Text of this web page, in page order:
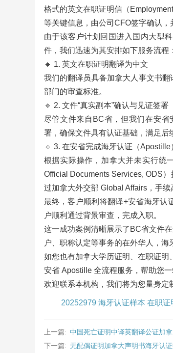
格式的英文在职证明信（
等关键信息，由公司CFO签字确认，
由于该客户计划回国进入国内大型
件，我们迅速为其安排如下服务流程：
🔹 1. 英文在职证明翻译为中文
我们的翻译员具备加拿大人事文书
部门的审查标准。
🔹 2. 文件“真实副本”确认与见证签署
尽管文件来自BC省，但我们在安省
署，确保文件具有认证基础，满足后
🔹 3. 在安省完成海牙认证（Apostille
根据实际操作，加拿大并未实行统
Official Documents Services, ODS
过加拿大外交部 Global Affairs，手续
最终，客户顺利将翻译+安省海牙认
户顺利通过背景审查，完成入职。
这一成功案例清晰展示了BC省文件
户、职称认定等事务的在外华人，海
如您也有加拿大学历证明、在职证
安省 Apostille 全流程服务，帮助您
欢迎联系本机构，我们将为您量身定
20252979 海牙认证样本 在职证
上一篇: 中国死亡证明中译英翻译公证加
下一篇: 无配偶证明加拿大声明书海牙认